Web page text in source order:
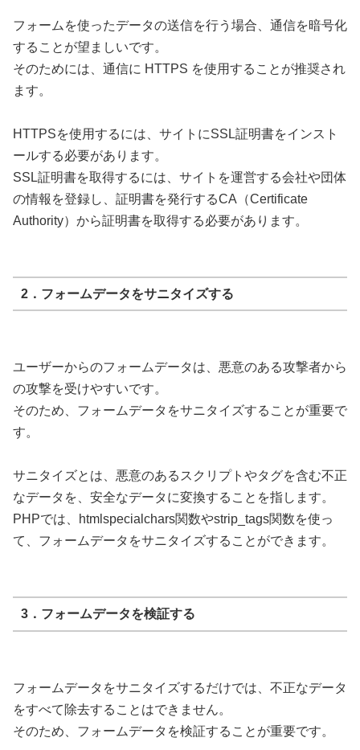
フォームを使ったデータの送信を行う場合、通信を暗号化
することが望ましいです。
そのためには、通信に HTTPS を使用することが推奨され
ます。
HTTPSを使用するには、サイトにSSL証明書をインスト
ールする必要があります。
SSL証明書を取得するには、サイトを運営する会社や団体
の情報を登録し、証明書を発行するCA（Certificate
Authority）から証明書を取得する必要があります。
2．フォームデータをサニタイズする
ユーザーからのフォームデータは、悪意のある攻撃者から
の攻撃を受けやすいです。
そのため、フォームデータをサニタイズすることが重要で
す。
サニタイズとは、悪意のあるスクリプトやタグを含む不正
なデータを、安全なデータに変換することを指します。
PHPでは、htmlspecialchars関数やstrip_tags関数を使っ
て、フォームデータをサニタイズすることができます。
3．フォームデータを検証する
フォームデータをサニタイズするだけでは、不正なデータ
をすべて除去することはできません。
そのため、フォームデータを検証することが重要です。